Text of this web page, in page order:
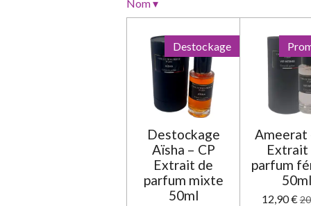
o
n
Nom▾
Destockage
Destockage
Aïsha – CP
Extrait de
parfum mixte
50ml
Ameerat
Extrait
parfum
50ml
12,90 €